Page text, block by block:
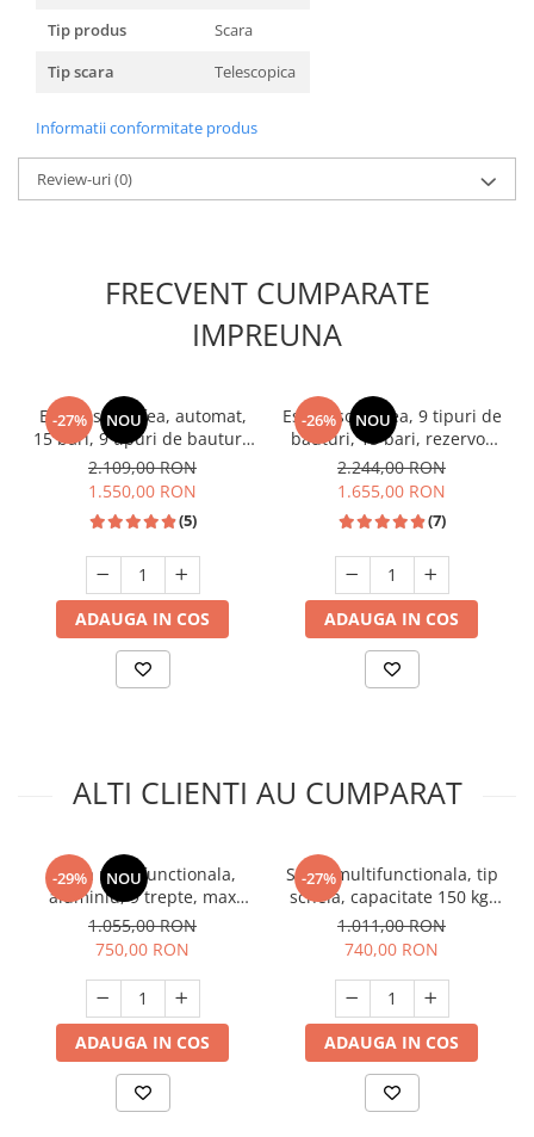
Tip produs
Scara
Tip scara
Telescopica
Informatii conformitate produs
Review-uri(0)
FRECVENT CUMPARATE
IMPREUNA
-27% NOU
Espressor cafea, automat,
15 bari, 9 tipuri de bauturi,
rezervor lapte, putere
1350W, SAMUS
2.109,00 RON
1.550,00 RON
(5)
ADAUGA IN COS
-26% NOU
Espressor cafea, 9 tipuri de
bauturi, 15 bari, rezervor
lapte, putere 1350W, ecran
touch, rezervor 1.5 L,
SAMUS
2.244,00 RON
1.655,00 RON
(7)
ADAUGA IN COS
ALTI CLIENTI AU CUMPARAT
-29% NOU
Scara multifunctionala,
aluminiu, 9 trepte, max
6.48m, 150kg, Rotor
KME309
1.055,00 RON
750,00 RON
ADAUGA IN COS
-27%
Scara multifunctionala, tip
schela, capacitate 150 kg,
inaltime 2.75m, Rotor
KMH0506A
1.011,00 RON
740,00 RON
ADAUGA IN COS